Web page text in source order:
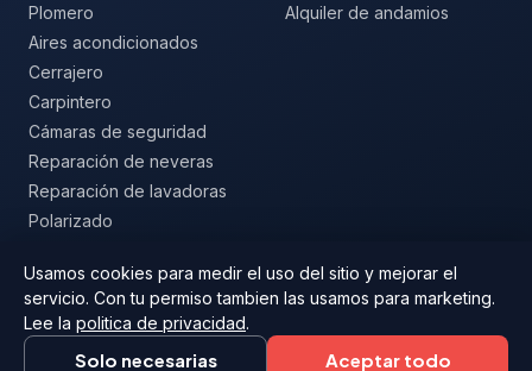
Plomero
Aires acondicionados
Cerrajero
Carpintero
Cámaras de seguridad
Reparación de neveras
Reparación de lavadoras
Polarizado
Alquiler de andamios
© 2026 Arregla Aviso legal Privacidad
Usamos cookies para medir el uso del sitio y mejorar el
servicio. Con tu permiso tambien las usamos para marketing.
Lee la politica de privacidad.
Solo necesarias Aceptar todo